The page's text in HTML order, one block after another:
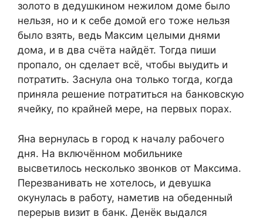
золото в дедушкином нежилом доме было
нельзя, но и к себе домой его тоже нельзя
было взять, ведь Максим целыми днями
дома, и в два счёта найдёт. Тогда пиши
пропало, он сделает всё, чтобы выудить и
потратить. Заснула она только тогда, когда
приняла решение потратиться на банковскую
ячейку, по крайней мере, на первых порах.
Яна вернулась в город к началу рабочего
дня. На включённом мобильнике
высветилось несколько звонков от Максима.
Перезванивать не хотелось, и девушка
окунулась в работу, наметив на обеденный
перерыв визит в банк. Денёк выдался